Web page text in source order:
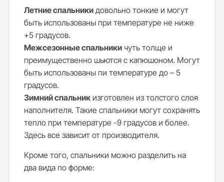
Летние спальники довольно тонкие и могут
быть использованы при температуре не ниже
+5 градусов.
Межсезонные спальники чуть толще и
преимущественно шьются с капюшоном. Могут
быть использованы пи температуре до – 5
градусов.
Зимний спальник изготовлен из толстого слоя
наполнителя. Такие спальники могут сохранять
тепло при температуре -9 градусов и более.
Здесь все зависит от производителя.
Кроме того, спальники можно разделить на
два вида по форме: